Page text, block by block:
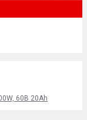
60В 20Ah